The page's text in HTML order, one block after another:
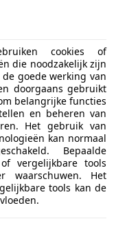
cookies of
die noodzakelijk zijn
goede werking van
doorgaans gebruikt
belangrijke functies
en beheren van
Het gebruik van
kan normaal
Bepaalde
vergelijkbare tools
waarschuwen. Het
tools kan de